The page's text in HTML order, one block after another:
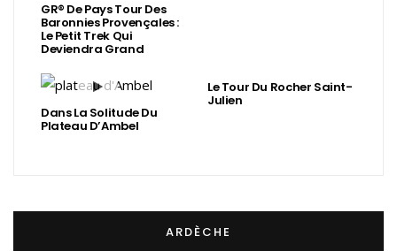
GR® De Pays Tour Des
Baronnies Provençales :
Le Petit Trek Qui
Deviendra Grand
Dans La Solitude Du
Plateau D’Ambel
Le Tour Du Rocher Saint-
Julien
ARDÈCHE